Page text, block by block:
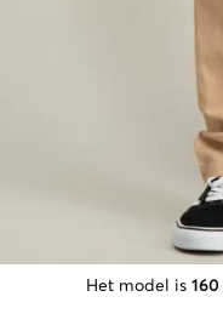
Het model is 160